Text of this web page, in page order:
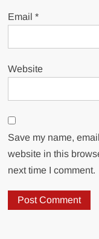
Email*
Website
Save my name,
website in this
next time I comment.